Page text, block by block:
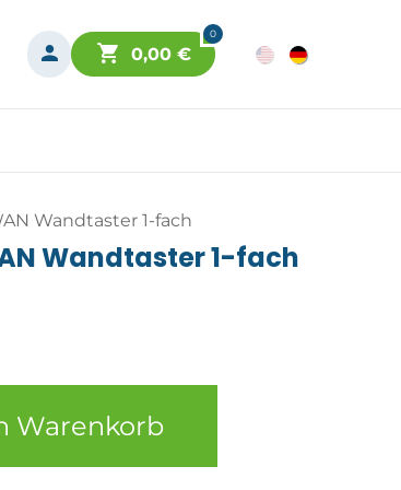
0
0,00€
Wandtaster 1-fach
Wandtaster 1-fach
Warenkorb